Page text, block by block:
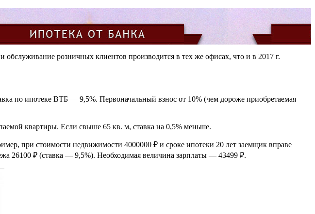
розничных клиентов производится в тех же офисах, что и в 2017 г.
по ипотеке ВТБ — 9,5%. Первоначальный взнос от 10% (чем дороже приобретаемая
квартиры. Если свыше 65 кв. м, ставка на 0,5% меньше.
при стоимости недвижимости 4000000 ₽ и сроке ипотеки 20 лет заемщик вправе
26100 ₽ (ставка — 9,5%). Необходимая величина зарплаты — 43499 ₽.